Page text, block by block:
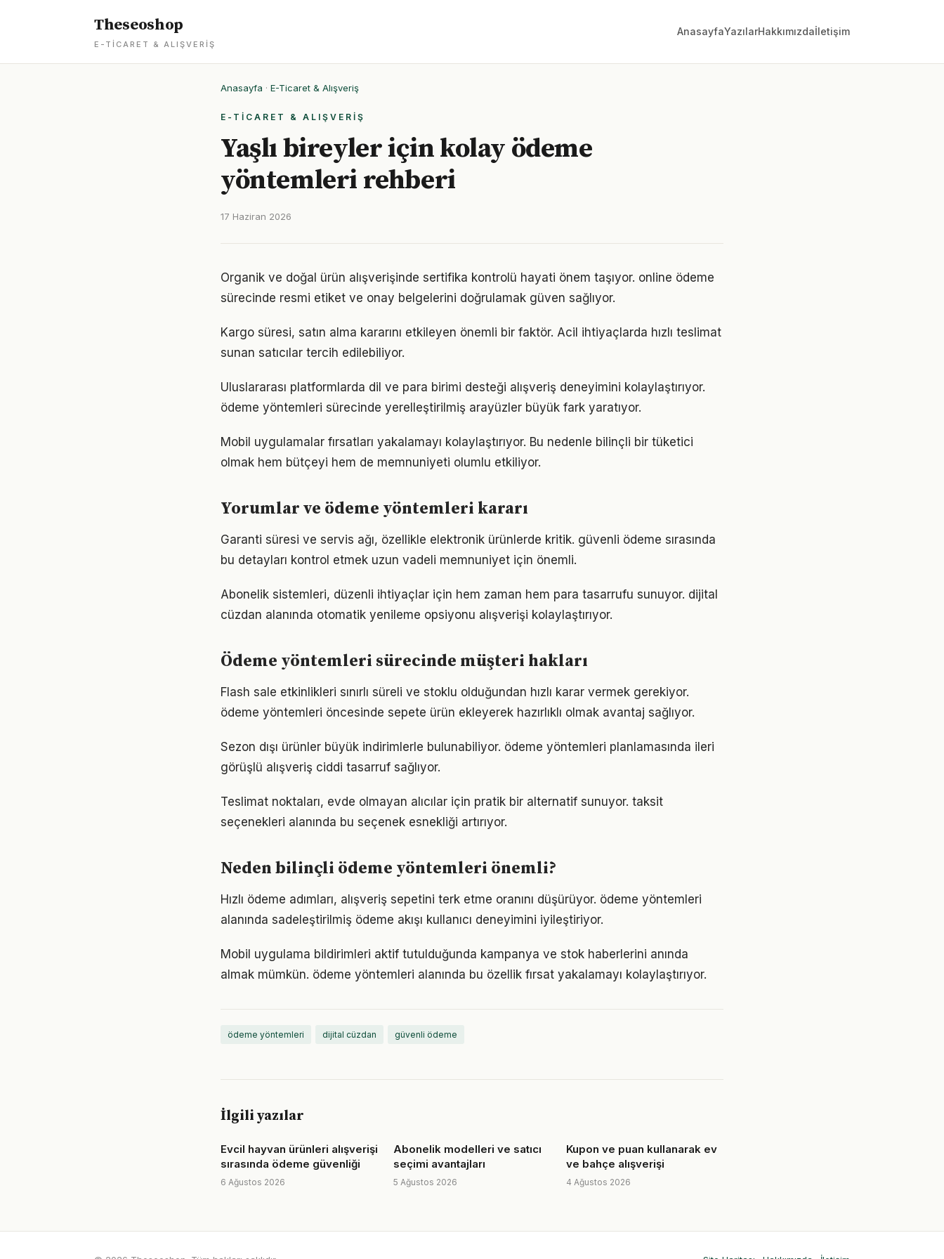
Theseoshop
E-TICARET & ALIŞVERIŞ
AnasayfaYazılarHakkımızdaİletişim
Anasayfa · E-Ticaret & Alışveriş
E-TICARET & ALIŞVERIŞ
Yaşlı bireyler için kolay ödeme
yöntemleri rehberi
17 Haziran 2026
Organik ve doğal ürün alışverişinde sertifika kontrolü hayati önem taşıyor. online ödeme
sürecinde resmi etiket ve onay belgelerini doğrulamak güven sağlıyor.
Kargo süresi, satın alma kararını etkileyen önemli bir faktör. Acil ihtiyaçlarda hızlı teslimat
sunan satıcılar tercih edilebiliyor.
Uluslararası platformlarda dil ve para birimi desteği alışveriş deneyimini kolaylaştırıyor.
ödeme yöntemleri sürecinde yerelleştirilmiş arayüzler büyük fark yaratıyor.
Mobil uygulamalar fırsatları yakalamayı kolaylaştırıyor. Bu nedenle bilinçli bir tüketici
olmak hem bütçeyi hem de memnuniyeti olumlu etkiliyor.
Yorumlar ve ödeme yöntemleri kararı
Garanti süresi ve servis ağı, özellikle elektronik ürünlerde kritik. güvenli ödeme sırasında
bu detayları kontrol etmek uzun vadeli memnuniyet için önemli.
Abonelik sistemleri, düzenli ihtiyaçlar için hem zaman hem para tasarrufu sunuyor. dijital
cüzdan alanında otomatik yenileme opsiyonu alışverişi kolaylaştırıyor.
Ödeme yöntemleri sürecinde müşteri hakları
Flash sale etkinlikleri sınırlı süreli ve stoklu olduğundan hızlı karar vermek gerekiyor.
ödeme yöntemleri öncesinde sepete ürün ekleyerek hazırlıklı olmak avantaj sağlıyor.
Sezon dışı ürünler büyük indirimlerle bulunabiliyor. ödeme yöntemleri planlamasında ileri
görüşlü alışveriş ciddi tasarruf sağlıyor.
Teslimat noktaları, evde olmayan alıcılar için pratik bir alternatif sunuyor. taksit
seçenekleri alanında bu seçenek esnekliği artırıyor.
Neden bilinçli ödeme yöntemleri önemli?
Hızlı ödeme adımları, alışveriş sepetini terk etme oranını düşürüyor. ödeme yöntemleri
alanında sadeleştirilmiş ödeme akışı kullanıcı deneyimini iyileştiriyor.
Mobil uygulama bildirimleri aktif tutulduğunda kampanya ve stok haberlerini anında
almak mümkün. ödeme yöntemleri alanında bu özellik fırsat yakalamayı kolaylaştırıyor.
ödeme yöntemleri dijital cüzdan güvenli ödeme
İlgili yazılar
Evcil hayvan ürünleri alışverişi
sırasında ödeme güvenliği
6 Ağustos 2026
Abonelik modelleri ve satıcı
seçimi avantajları
5 Ağustos 2026
Kupon ve puan kullanarak ev
ve bahçe alışverişi
4 Ağustos 2026